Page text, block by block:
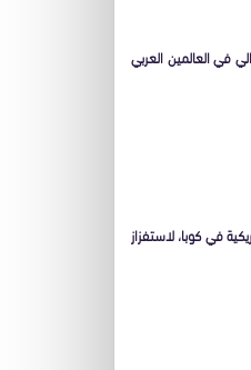
في العالمين العربي
في كوبا، لاستفزاز